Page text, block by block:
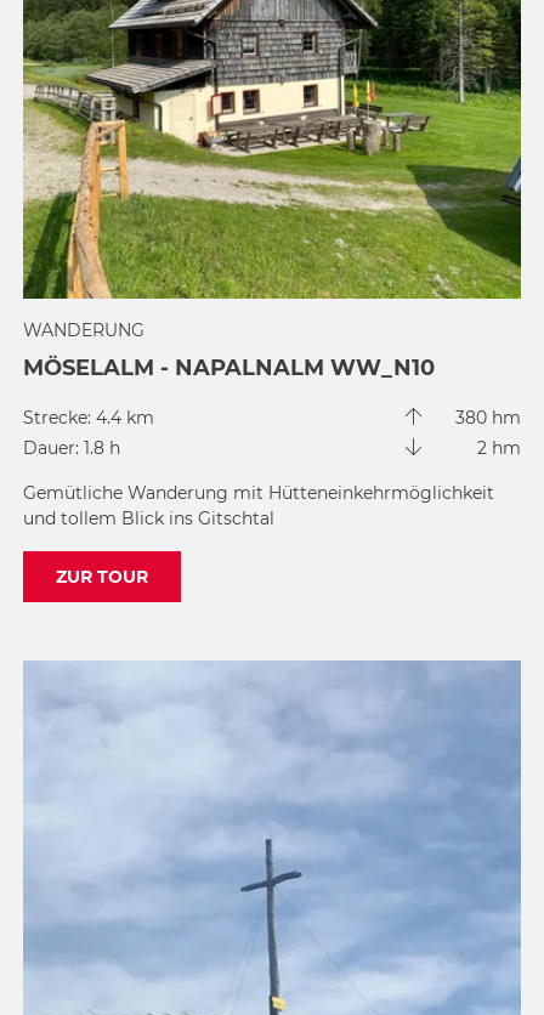
WANDERUNG
MÖSELALM - NAPALNALM WW_N10
Strecke: 4.4 km
380 hm
Dauer: 1.8 h
2 hm
Gemütliche Wanderung mit Hütteneinkehrmöglichkeit
und tollem Blick ins Gitschtal
ZUR TOUR